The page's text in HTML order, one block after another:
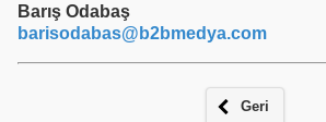
Barış Odabaş
barisodabas@b2bmedya.com
Geri